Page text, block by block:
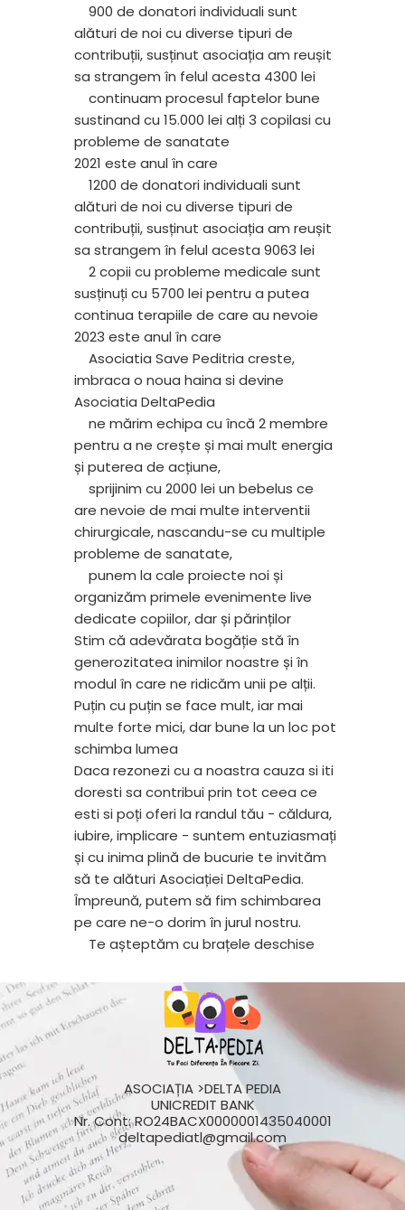
900 de donatori individuali sunt
alături de noi cu diverse tipuri de
contribuții, susținut asociația am reușit
sa strangem în felul acesta 4300 lei
continuam procesul faptelor bune
sustinand cu 15.000 lei alți 3 copilasi cu
probleme de sanatate
2021 este anul în care
1200 de donatori individuali sunt
alături de noi cu diverse tipuri de
contribuții, susținut asociația am reușit
sa strangem în felul acesta 9063 lei
2 copii cu probleme medicale sunt
susținuți cu 5700 lei pentru a putea
continua terapiile de care au nevoie
2023 este anul în care
Asociatia Save Peditria creste,
imbraca o noua haina si devine
Asociatia DeltaPedia
ne mărim echipa cu încă 2 membre
pentru a ne crește și mai mult energia
și puterea de acțiune,
sprijinim cu 2000 lei un bebelus ce
are nevoie de mai multe interventii
chirurgicale, nascandu-se cu multiple
probleme de sanatate,
punem la cale proiecte noi și
organizăm primele evenimente live
dedicate copiilor, dar și părinților
Stim că adevărata bogăție stă în
generozitatea inimilor noastre și în
modul în care ne ridicăm unii pe alții.
Puțin cu puțin se face mult, iar mai
multe forte mici, dar bune la un loc pot
schimba lumea
Daca rezonezi cu a noastra cauza si iti
doresti sa contribui prin tot ceea ce
esti si poți oferi la randul tău - căldura,
iubire, implicare - suntem entuziasmați
și cu inima plină de bucurie te invităm
să te alături Asociației DeltaPedia.
Împreună, putem să fim schimbarea
pe care ne-o dorim în jurul nostru.
Te așteptăm cu brațele deschise
ASOCIAȚIA >DELTA PEDIA
UNICREDIT BANK
Nr. Cont: RO24BACX0000001435040001
deltapediatl@gmail.com